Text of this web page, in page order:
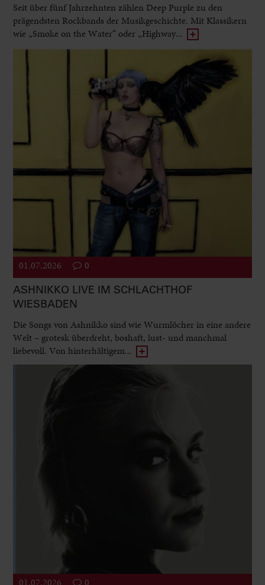
Seit über fünf Jahrzehnten zählen Deep Purple zu den
prägendsten Rockbands der Musikgeschichte. Mit Klassikern
wie „Smoke on the Water“ oder „Highway...
01.07.2026 0
ASHNIKKO LIVE IM SCHLACHTHOF
WIESBADEN
Die Songs von Ashnikko sind wie Wurmlöcher in eine andere
Welt – grotesk überdreht, boshaft, lust- und manchmal
liebevoll. Von hinterhältigem...
01.07.2026 0